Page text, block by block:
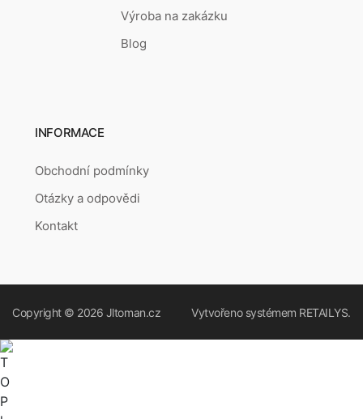
Výroba na zakázku
Blog
INFORMACE
Obchodní podmínky
Otázky a odpovědi
Kontakt
Copyright © 2026 Jltoman.cz Vytvořeno systémem RETAILYS.